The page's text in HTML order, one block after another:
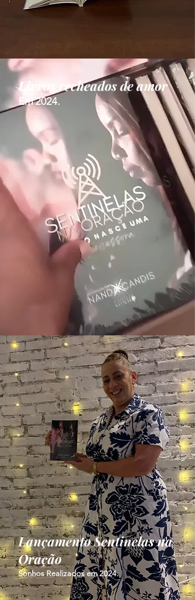
Livros recheados de amor
Em 2024.
Lançamento Sentinelas na
Oração
Sonhos Realizados em 2024.